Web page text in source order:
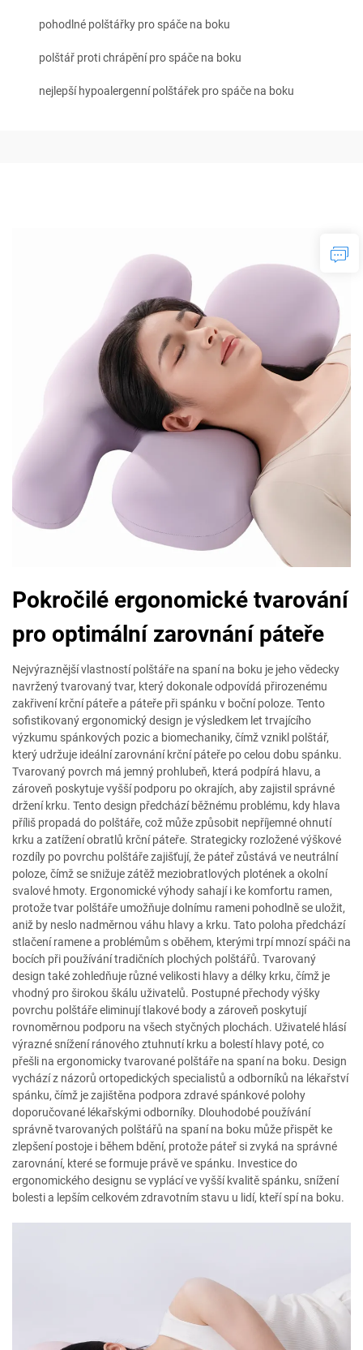
pohodlné polštářky pro spáče na boku
polštář proti chrápění pro spáče na boku
nejlepší hypoalergenní polštářek pro spáče na boku
Pokročilé ergonomické tvarování
pro optimální zarovnání páteře
Nejvýraznější vlastností polštáře na spaní na boku je jeho vědecky
navržený tvarovaný tvar, který dokonale odpovídá přirozenému
zakřivení krční páteře a páteře při spánku v boční poloze. Tento
sofistikovaný ergonomický design je výsledkem let trvajícího
výzkumu spánkových pozic a biomechaniky, čímž vznikl polštář,
který udržuje ideální zarovnání krční páteře po celou dobu spánku.
Tvarovaný povrch má jemný prohlubeň, která podpírá hlavu, a
zároveň poskytuje vyšší podporu po okrajích, aby zajistil správné
držení krku. Tento design předchází běžnému problému, kdy hlava
příliš propadá do polštáře, což může způsobit nepříjemné ohnutí
krku a zatížení obratlů krční páteře. Strategicky rozložené výškové
rozdíly po povrchu polštáře zajišťují, že páteř zůstává ve neutrální
poloze, čímž se snižuje zátěž meziobratlových plotének a okolní
svalové hmoty. Ergonomické výhody sahají i ke komfortu ramen,
protože tvar polštáře umožňuje dolnímu rameni pohodlně se uložit,
aniž by neslo nadměrnou váhu hlavy a krku. Tato poloha předchází
stlačení ramene a problémům s oběhem, kterými trpí mnozí spáči na
bocích při používání tradičních plochých polštářů. Tvarovaný
design také zohledňuje různé velikosti hlavy a délky krku, čímž je
vhodný pro širokou škálu uživatelů. Postupné přechody výšky
povrchu polštáře eliminují tlakové body a zároveň poskytují
rovnoměrnou podporu na všech styčných plochách. Uživatelé hlásí
výrazné snížení ránového ztuhnutí krku a bolestí hlavy poté, co
přešli na ergonomicky tvarované polštáře na spaní na boku. Design
vychází z názorů ortopedických specialistů a odborníků na lékařství
spánku, čímž je zajištěna podpora zdravé spánkové polohy
doporučované lékařskými odborníky. Dlouhodobé používání
správně tvarovaných polštářů na spaní na boku může přispět ke
zlepšení postoje i během bdění, protože páteř si zvyká na správné
zarovnání, které se formuje právě ve spánku. Investice do
ergonomického designu se vyplácí ve vyšší kvalitě spánku, snížení
bolesti a lepším celkovém zdravotním stavu u lidí, kteří spí na boku.